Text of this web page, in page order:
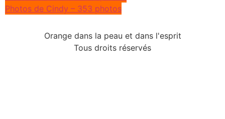
Photos de Cindy – 353 photos
Orange dans la peau et dans l'esprit
Tous droits réservés